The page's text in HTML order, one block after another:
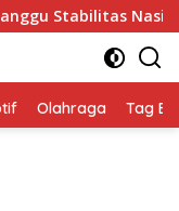
Nasional dan
Olahraga Tag